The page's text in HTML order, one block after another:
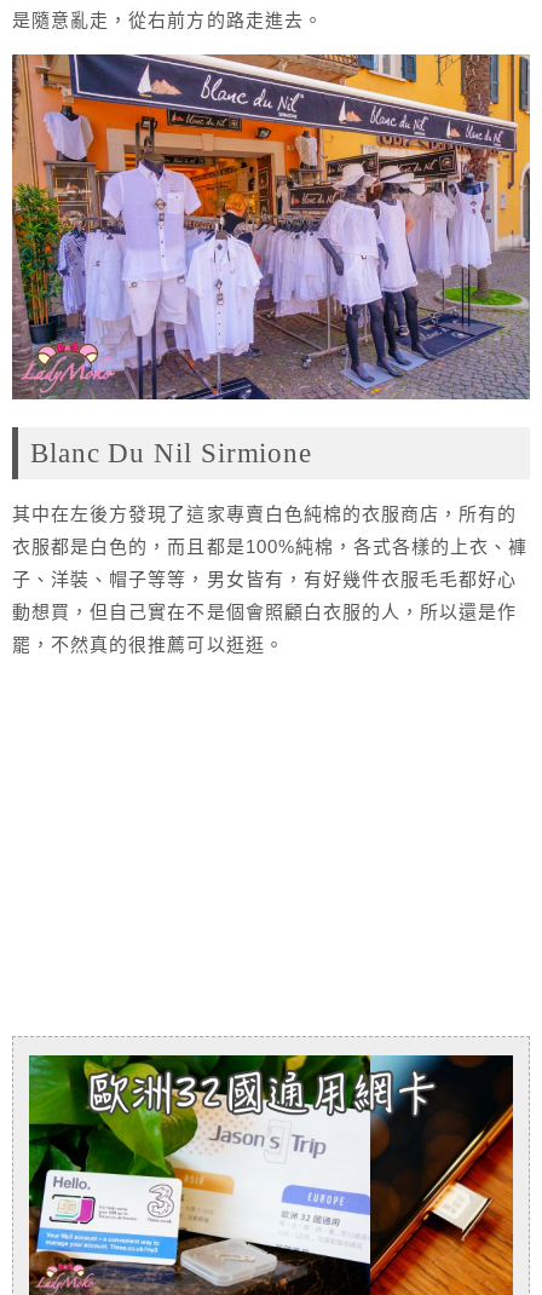
是隨意亂走，從右前方的路走進去。
Blanc Du Nil Sirmione
其中在左後方發現了這家專賣白色純棉的衣服商店，所有的
衣服都是白色的，而且都是100%純棉，各式各樣的上衣、褲
子、洋裝、帽子等等，男女皆有，有好幾件衣服毛毛都好心
動想買，但自己實在不是個會照顧白衣服的人，所以還是作
罷，不然真的很推薦可以逛逛。